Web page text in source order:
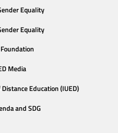
Equality
Equality
Media
Education (IUED)
and SDG